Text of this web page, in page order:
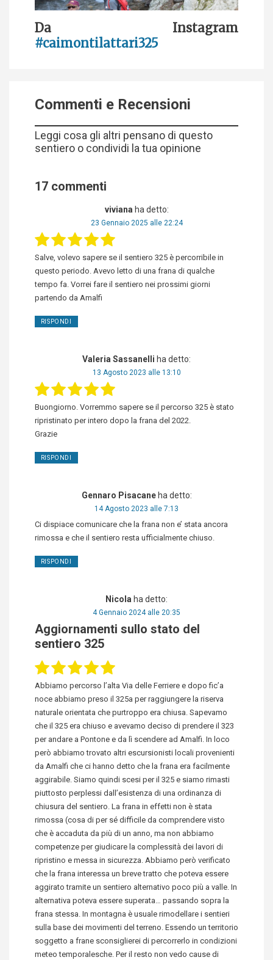
Da Instagram
#caimontilattari325
Commenti e Recensioni
Leggi cosa gli altri pensano di questo
sentiero o condividi la tua opinione
17 commenti
viviana ha detto:
23 Gennaio 2025 alle 22:24
Salve, volevo sapere se il sentiero 325 è percorribile in
questo periodo. Avevo letto di una frana di qualche
tempo fa. Vorrei fare il sentiero nei prossimi giorni
partendo da Amalfi
RISPONDI
Valeria Sassanelli ha detto:
13 Agosto 2023 alle 13:10
Buongiorno. Vorremmo sapere se il percorso 325 è stato
ripristinato per intero dopo la frana del 2022.
Grazie
RISPONDI
Gennaro Pisacane ha detto:
14 Agosto 2023 alle 7:13
Ci dispiace comunicare che la frana non e’ stata ancora
rimossa e che il sentiero resta ufficialmente chiuso.
RISPONDI
Nicola ha detto:
4 Gennaio 2024 alle 20:35
Aggiornamenti sullo stato del
sentiero 325
Abbiamo percorso l’alta Via delle Ferriere e dopo fic’a
noce abbiamo preso il 325a per raggiungere la riserva
naturale orientata che purtroppo era chiusa. Sapevamo
che il 325 era chiuso e avevamo deciso di prendere il 323
per andare a Pontone e da lì scendere ad Amalfi. In loco
però abbiamo trovato altri escursionisti locali provenienti
da Amalfi che ci hanno detto che la frana era facilmente
aggirabile. Siamo quindi scesi per il 325 e siamo rimasti
piuttosto perplessi dall’esistenza di una ordinanza di
chiusura del sentiero. La frana in effetti non è stata
rimossa (cosa di per sé difficile da comprendere visto
che è accaduta da più di un anno, ma non abbiamo
competenze per giudicare la complessità dei lavori di
ripristino e messa in sicurezza. Abbiamo però verificato
che la frana interessa un breve tratto che poteva essere
aggirato tramite un sentiero alternativo poco più a valle. In
alternativa poteva essere superata… passando sopra la
frana stessa. In montagna è usuale rimodellare i sentieri
sulla base dei movimenti del terreno. Essendo un territorio
soggetto a frane sconsiglierei di percorrerlo in condizioni
meteo temporalesche. Per il resto non vedo cause di